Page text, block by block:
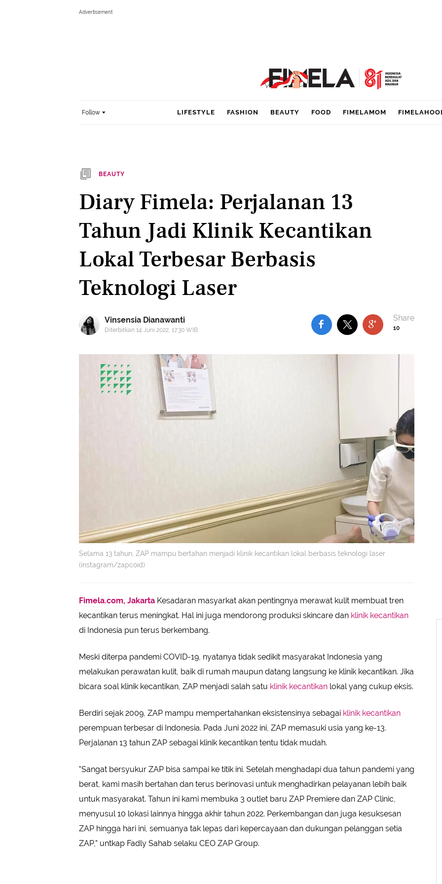
Follow LIFESTYLE FASHION BEAUTY FOOD FIMELAMOM
BEAUTY
Diary Fimela: Perjalanan 13
Tahun Jadi Klinik Kecantikan
Lokal Terbesar Berbasis
Teknologi Laser
Vinsensia Dianawanti
Diterbitkan 14 Juni 2022, 17:30 WIB 10
Selama 13 tahun, ZAP mampu bertahan menjadi klinik kecantikan lokal berbasis teknologi laser
(instagram/zapcoid)
Fimela.com, Jakarta Kesadaran masyarkat akan pentingnya merawat kulit membuat tren
kecantikan terus meningkat. Hal ini juga mendorong produksi skincare dan klinik kecantikan
di Indonesia pun terus berkembang.
Meski diterpa pandemi COVID-19, nyatanya tidak sedikit masyarakat Indonesia yang
melakukan perawatan kulit, baik di rumah maupun datang langsung ke klinik kecantikan. Jika
bicara soal klinik kecantikan, ZAP menjadi salah satu klinik kecantikan lokal yang cukup eksis.
Berdiri sejak 2009, ZAP mampu mempertahankan eksistensinya sebagai klinik kecantikan
perempuan terbesar di Indonesia. Pada Juni 2022 ini, ZAP memasuki usia yang ke-13.
Perjalanan 13 tahun ZAP sebagai klinik kecantikan tentu tidak mudah.
"Sangat bersyukur ZAP bisa sampai ke titik ini. Setelah menghadapi dua tahun pandemi yang
berat, kami masih bertahan dan terus berinovasi untuk menghadirkan pelayanan lebih baik
untuk masyarakat. Tahun ini kami membuka 3 outlet baru ZAP Premiere dan ZAP Clinic,
menyusul 10 lokasi lainnya hingga akhir tahun 2022. Perkembangan dan juga kesuksesan
ZAP hingga hari ini, semuanya tak lepas dari kepercayaan dan dukungan pelanggan setia
ZAP,” untkap Fadly Sahab selaku CEO ZAP Group.